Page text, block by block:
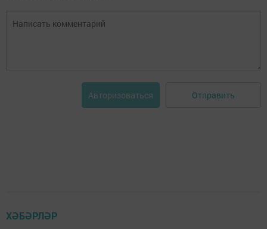
Авторизоваться Отправить
ХӘБӘРЛӘР